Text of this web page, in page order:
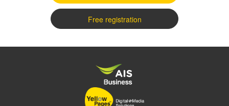
Free registration